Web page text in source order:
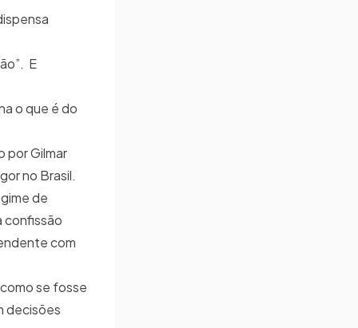
E
o que é do
por Gilmar
no Brasil.
de
confissão
com
se fosse
decisões